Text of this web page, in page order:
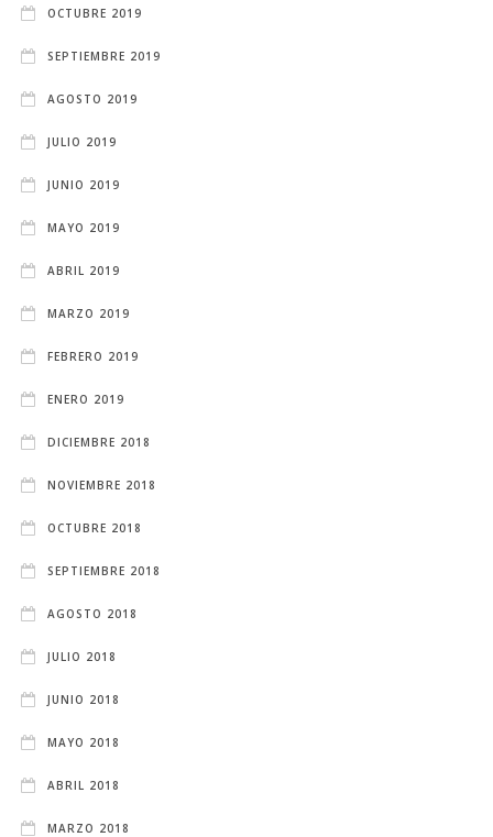
OCTUBRE 2019
SEPTIEMBRE 2019
AGOSTO 2019
JULIO 2019
JUNIO 2019
MAYO 2019
ABRIL 2019
MARZO 2019
FEBRERO 2019
ENERO 2019
DICIEMBRE 2018
NOVIEMBRE 2018
OCTUBRE 2018
SEPTIEMBRE 2018
AGOSTO 2018
JULIO 2018
JUNIO 2018
MAYO 2018
ABRIL 2018
MARZO 2018